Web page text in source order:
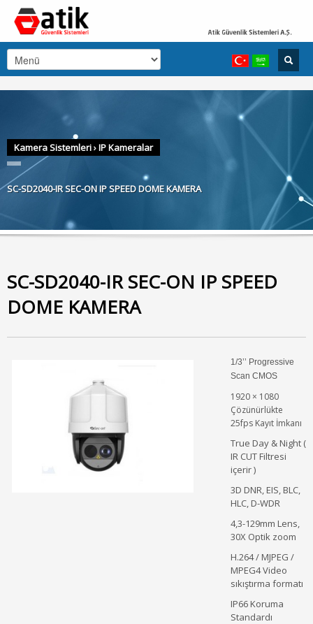
Kamera Sistemleri›IP Kameralar
SC-SD2040-IR SEC-ON IP SPEED DOME KAMERA
SC-SD2040-IR SEC-ON IP SPEED
DOME KAMERA
1/3’’ Progressive
Scan CMOS
1920 × 1080
Çözünürlükte
25fps Kayıt İmkanı
True Day & Night (
IR CUT Filtresi
içerir )
3D DNR, EIS, BLC,
HLC, D-WDR
4,3-129mm Lens,
30X Optik zoom
H.264 / MJPEG /
MPEG4 Video
sıkıştırma formatı
IP66 Koruma
Standardı